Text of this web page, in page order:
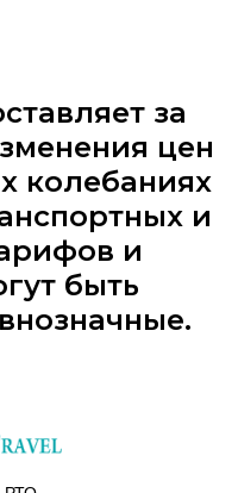
за
цен
колебаниях
и
и
быть